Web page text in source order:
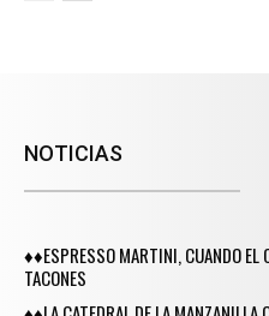
NOTICIAS
♦♦ESPRESSO MARTINI, CUANDO EL
TACONES